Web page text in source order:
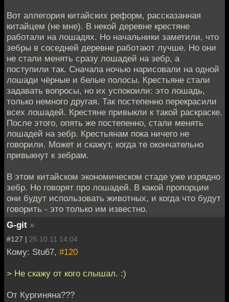
Вот аллегория китайских реформ, рассказанная
китайцем (не мне). В некой деревне крестяне
работали на лошадях. Но начальники заметили, что
зебры в соседней деревне работают лучше. Но они
не стали менять сразу лошадей на зебр, а
поступили так. Сначала ночью нарисовали на одной
лошади чёрные и белые полосы. Крестьяне стали
задавать вопросы, но их успокоили: это лошадь,
только немного другая. Так постепенно перекрасили
всех лошадей. Крестяне привыкли к такой раскраске.
После этого, опять же постепенно, стали менять
лошадей на зебр. Крестьянам пока ничего не
говорили. Может и скажут, когда те окончательно
привыкнут к зебрам.
В этом китайском экономическом стаде уже изрядно
зебр. Но говорят про лошадей. В какой пропорции
они будут использовать животных, и когда что будут
говорить - это только им известно.
G-git »
#127 | 26.10.11 14:04
Кому: Stu67, #120
> Не скажу от кого слышал. :)
От Кургиняна???